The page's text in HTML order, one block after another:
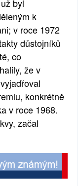
byl
k
v roce 1972
důstojníků
co
že v
konkrétně
v roce 1968.
začal